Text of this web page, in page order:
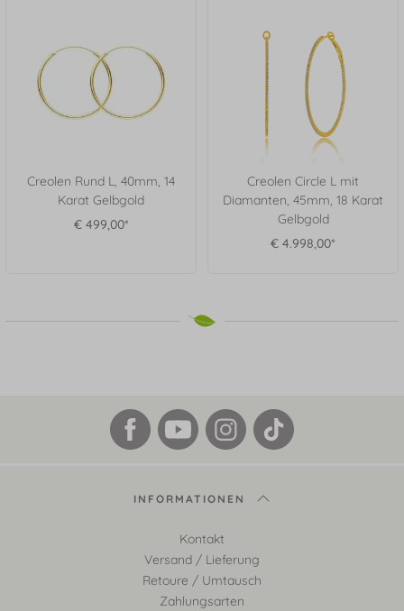
Creolen Rund L, 40mm, 14
Karat Gelbgold
€ 499,00*
Creolen Circle L mit
Diamanten, 45mm, 18 Karat
Gelbgold
€ 4.998,00*
INFORMATIONEN
Kontakt
Versand / Lieferung
Retoure / Umtausch
Zahlungsarten